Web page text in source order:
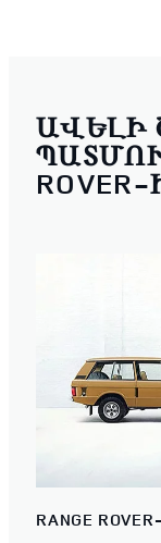
ԱՎԵԼԻ
RANGE